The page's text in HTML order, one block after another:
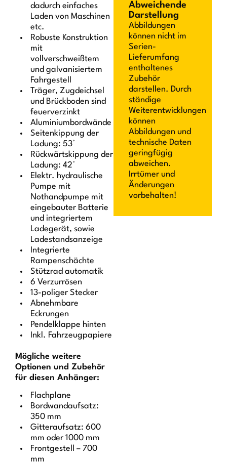
dadurch einfaches
Laden von Maschinen
etc.
Robuste Konstruktion
mit
vollverschweißtem
und galvanisiertem
Fahrgestell
Träger, Zugdeichsel
und Brückboden sind
feuerverzinkt
Aluminiumbordwände
Seitenkippung der
Ladung: 53°
Rückwärtskippung der
Ladung: 42°
Elektr. hydraulische
Pumpe mit
Nothandpumpe mit
eingebauter Batterie
und integriertem
Ladegerät, sowie
Ladestandsanzeige
Integrierte
Rampenschächte
Stützrad automatik
6 Verzurrösen
13-poliger Stecker
Abnehmbare
Eckrungen
Pendelklappe hinten
Inkl. Fahrzeugpapiere
Mögliche weitere
Optionen und Zubehör
für diesen Anhänger:
Flachplane
Bordwandaufsatz:
350 mm
Gitteraufsatz: 600
mm oder 1000 mm
Frontgestell – 700
mm
Abweichende
Darstellung
Abbildungen
können nicht im
Serien-
Lieferumfang
enthaltenes
Zubehör
darstellen. Durch
ständige
Weiterentwicklungen
können
Abbildungen und
technische Daten
geringfügig
abweichen.
Irrtümer und
Änderungen
vorbehalten!